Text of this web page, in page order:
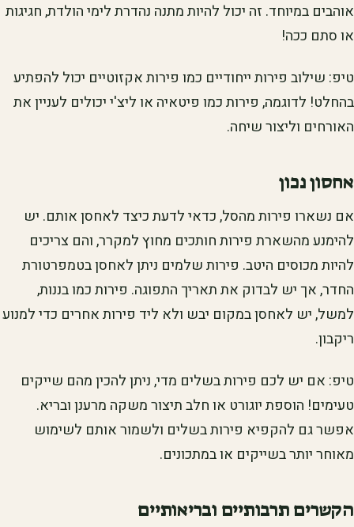
אוהבים במיוחד. זה יכול להיות מתנה נהדרת לימי הולדת, חגיגות
או סתם ככה!
טיפ: שילוב פירות ייחודיים כמו פירות אקזוטיים יכול להפתיע
בהחלט! לדוגמה, פירות כמו פיטאיה או ליצ'י יכולים לעניין את
האורחים וליצור שיחה.
אחסון נכון
אם נשארו פירות מהסל, כדאי לדעת כיצד לאחסן אותם. יש
להימנע מהשארת פירות חותכים מחוץ למקרר, והם צריכים
להיות מכוסים היטב. פירות שלמים ניתן לאחסן בטמפרטורת
החדר, אך יש לבדוק את תאריך התפוגה. פירות כמו בננות,
למשל, יש לאחסן במקום יבש ולא ליד פירות אחרים כדי למנוע
ריקבון.
טיפ: אם יש לכם פירות בשלים מדי, ניתן להכין מהם שייקים
טעימים! הוספת יוגורט או חלב תיצור משקה מרענן ובריא.
אפשר גם להקפיא פירות בשלים ולשמור אותם לשימוש
מאוחר יותר בשייקים או במתכונים.
הקשרים תרבותיים ובריאותיים